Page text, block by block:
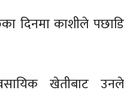
दिनमा काशीले पछाडि
खेतीबाट उनले